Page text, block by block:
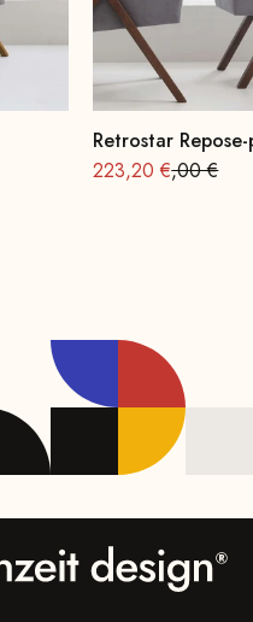
Retrostar
Offre à partir de
223,20 €Prix
,00 €